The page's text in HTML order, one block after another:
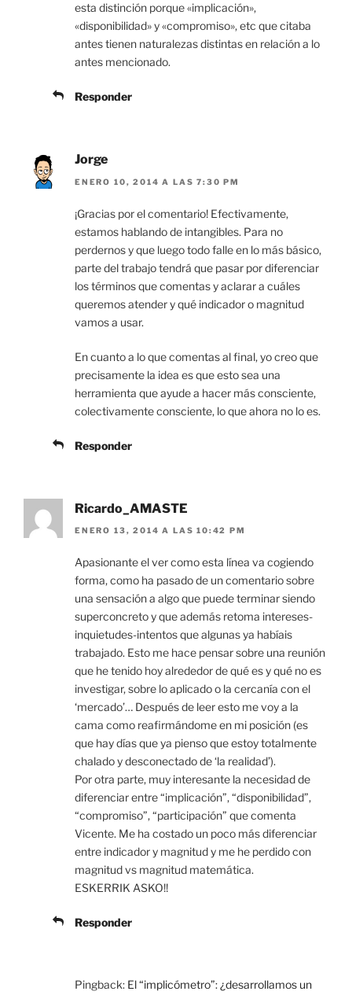
esta distinción porque «implicación»,
«disponibilidad» y «compromiso», etc que citaba
antes tienen naturalezas distintas en relación a lo
antes mencionado.
Responder
Jorge
ENERO 10, 2014 A LAS 7:30 PM
¡Gracias por el comentario! Efectivamente,
estamos hablando de intangibles. Para no
perdernos y que luego todo falle en lo más básico,
parte del trabajo tendrá que pasar por diferenciar
los términos que comentas y aclarar a cuáles
queremos atender y qué indicador o magnitud
vamos a usar.
En cuanto a lo que comentas al final, yo creo que
precisamente la idea es que esto sea una
herramienta que ayude a hacer más consciente,
colectivamente consciente, lo que ahora no lo es.
Responder
Ricardo_AMASTE
ENERO 13, 2014 A LAS 10:42 PM
Apasionante el ver como esta línea va cogiendo
forma, como ha pasado de un comentario sobre
una sensación a algo que puede terminar siendo
superconcreto y que además retoma intereses-
inquietudes-intentos que algunas ya habíais
trabajado. Esto me hace pensar sobre una reunión
que he tenido hoy alrededor de qué es y qué no es
investigar, sobre lo aplicado o la cercanía con el
‘mercado’… Después de leer esto me voy a la
cama como reafirmándome en mi posición (es
que hay días que ya pienso que estoy totalmente
chalado y desconectado de ‘la realidad’).
Por otra parte, muy interesante la necesidad de
diferenciar entre “implicación”, “disponibilidad”,
“compromiso”, “participación” que comenta
Vicente. Me ha costado un poco más diferenciar
entre indicador y magnitud y me he perdido con
magnitud vs magnitud matemática.
ESKERRIK ASKO!!
Responder
Pingback: El “implicómetro”: ¿desarrollamos un